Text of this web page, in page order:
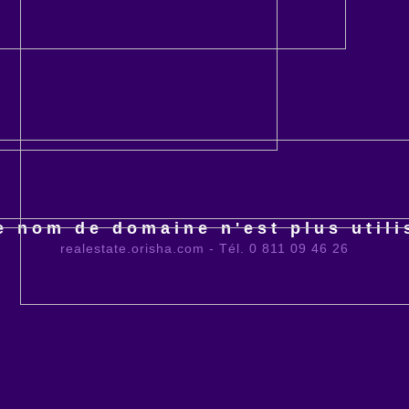
nom de domaine n'est plus
realestate.orisha.com - Tél. 0 811 09 46 26